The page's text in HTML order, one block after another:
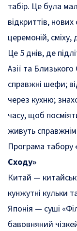
табір. Це була
відкриттів,
церемоній, сміху,
Це 5 днів, де
Азії та
справжні шефи;
через кухню;
часу, щоб
живуть
Програма табору
Сходу»
Китай —
кунжутні кульки
Японія — суші
бавовняний